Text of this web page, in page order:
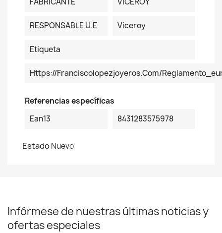
RESPONSABLE U.E Viceroy
Etiqueta
Https://franciscolopezjoyeros.com/
Referencias específicas
Ean13
8431283575978
EstadoNuevo
Infórmese de nuestras últimas noticias y
ofertas especiales